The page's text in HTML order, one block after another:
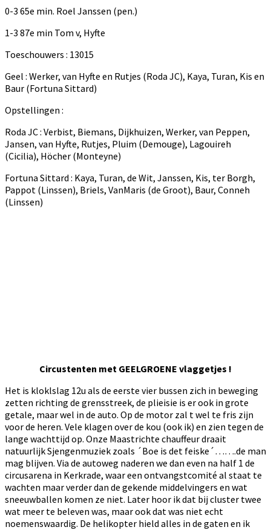
0-3 65e min. Roel Janssen (pen.)
1-3 87e min Tom v, Hyfte
Toeschouwers : 13015
Geel : Werker, van Hyfte en Rutjes (Roda JC), Kaya, Turan, Kis en
Baur (Fortuna Sittard)
Opstellingen :
Roda JC : Verbist, Biemans, Dijkhuizen, Werker, van Peppen,
Jansen, van Hyfte, Rutjes, Pluim (Demouge), Lagouireh
(Cicilia), Höcher (Monteyne)
Fortuna Sittard : Kaya, Turan, de Wit, Janssen, Kis, ter Borgh,
Pappot (Linssen), Briels, VanMaris (de Groot), Baur, Conneh
(Linssen)
Circustenten met GEELGROENE vlaggetjes !
Het is kloklslag 12u als de eerste vier bussen zich in beweging
zetten richting de grensstreek, de plieisie is er ook in grote
getale, maar wel in de auto. Op de motor zal t wel te fris zijn
voor de heren. Vele klagen over de kou (ook ik) en zien tegen de
lange wachttijd op. Onze Maastrichte chauffeur draait
natuurlijk Sjengenmuziek zoals ´Boe is det feiske´…….de man
mag blijven. Via de autoweg naderen we dan even na half 1 de
circusarena in Kerkrade, waar een ontvangstcomité al staat te
wachten maar verder dan de gekende middelvingers en wat
sneeuwballen komen ze niet. Later hoor ik dat bij cluster twee
wat meer te beleven was, maar ook dat was niet echt
noemenswaardig. De helikopter hield alles in de gaten en ik